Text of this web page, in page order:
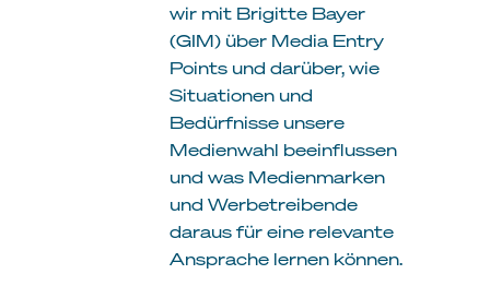
wir mit Brigitte Bayer
(GIM) über Media Entry
Points und darüber, wie
Situationen und
Bedürfnisse unsere
Medienwahl beeinflussen
und was Medienmarken
und Werbetreibende
daraus für eine relevante
Ansprache lernen können.